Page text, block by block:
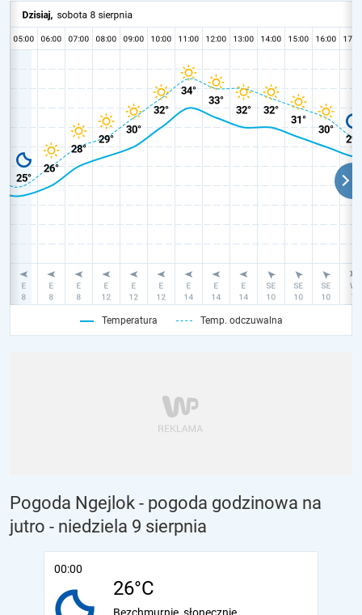
Temperatura Temp. odczuwalna
Pogoda Ngejlok - pogoda godzinowa na
jutro - niedziela 9 sierpnia
00:00
26°C